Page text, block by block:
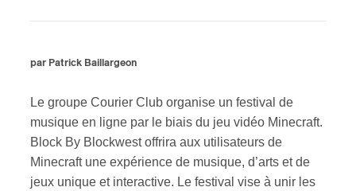
par Patrick Baillargeon
Le groupe Courier Club organise un festival de
musique en ligne par le biais du jeu vidéo Minecraft.
Block By Blockwest offrira aux utilisateurs de
Minecraft une expérience de musique, d’arts et de
jeux unique et interactive. Le festival vise à unir les